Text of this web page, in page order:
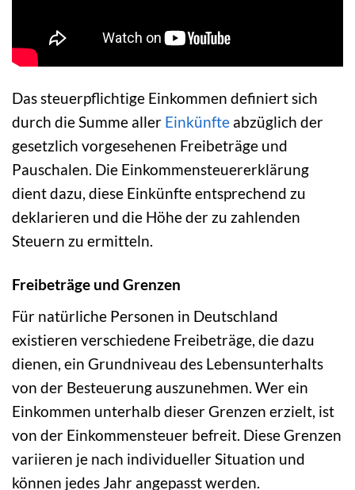
Das steuerpflichtige Einkommen definiert sich
durch die Summe aller Einkünfte abzüglich der
gesetzlich vorgesehenen Freibeträge und
Pauschalen. Die Einkommensteuererklärung
dient dazu, diese Einkünfte entsprechend zu
deklarieren und die Höhe der zu zahlenden
Steuern zu ermitteln.
Freibeträge und Grenzen
Für natürliche Personen in Deutschland
existieren verschiedene Freibeträge, die dazu
dienen, ein Grundniveau des Lebensunterhalts
von der Besteuerung auszunehmen. Wer ein
Einkommen unterhalb dieser Grenzen erzielt, ist
von der Einkommensteuer befreit. Diese Grenzen
variieren je nach individueller Situation und
können jedes Jahr angepasst werden.